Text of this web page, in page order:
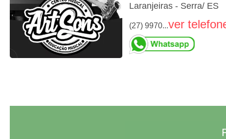
Laranjeiras - Serra/ ES
(27) 9970...ver